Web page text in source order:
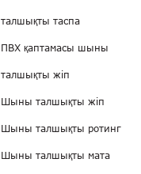
талшықты таспа
ПВХ қаптамасы шыны
талшықты жіп
Шыны талшықты жіп
Шыны талшықты ротинг
Шыны талшықты мата